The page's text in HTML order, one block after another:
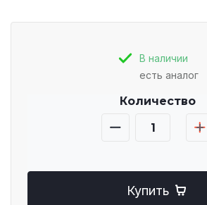
В наличии
есть аналог
Количество
Купить